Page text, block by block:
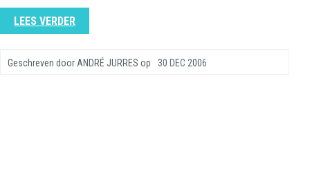
LEES VERDER
Geschreven door ANDRÉ JURRES op 30 DEC 2006